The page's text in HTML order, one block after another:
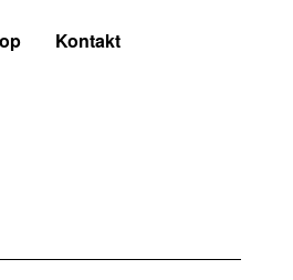
Kontakt